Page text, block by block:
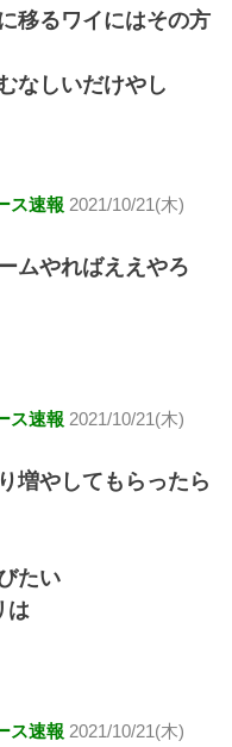
移るワイにはその方
なしいだけやし
ス速報 2021/10/21(木)
ムやればええやろ
ス速報 2021/10/21(木)
増やしてもらったら
たい
は
ス速報 2021/10/21(木)